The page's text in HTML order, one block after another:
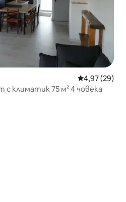
Средна
4,97 (29)
климатик 75 м² 4 човека